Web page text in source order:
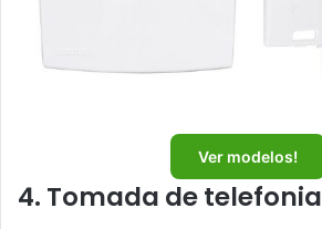
Ver modelos!
4. Tomada de telefonia